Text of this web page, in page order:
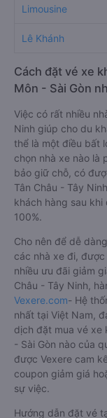
Limousine
Lê Khánh
Cách đặt vé xe
Môn - Sài Gòn
Việc có rất nhiều
Ninh giúp cho du
thể là một điều bất
chọn nhà xe nào là
bảo giữ chỗ, có
Tân Châu - Tây
khách hàng sau
100%.
Cho nên để dễ
các nhà xe đi,
nhiều ưu đãi giảm
Châu - Tây Ninh,
Vexere.com- Hệ
nhất tại Việt Nam,
dịch đặt mua vé xe
- Sài Gòn nào của
được Vexere cam
coupon giảm giá
sự việc.
Hướng dẫn đặt vé